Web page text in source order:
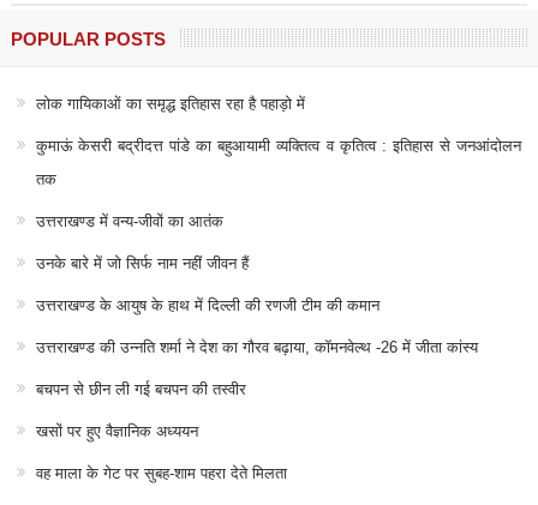
POPULAR POSTS
लोक गायिकाओं का समृद्ध इतिहास रहा है पहाड़ो में
कुमाऊं केसरी बद्रीदत्त पांडे का बहुआयामी व्यक्तित्व व कृतित्व : इतिहास से जनआंदोलन
तक
उत्तराखण्ड में वन्य-जीवों का आतंक
उनके बारे में जो सिर्फ नाम नहीं जीवन हैं
उत्तराखण्ड के आयुष के हाथ में दिल्ली की रणजी टीम की कमान
उत्तराखण्ड की उन्नति शर्मा ने देश का गौरव बढ़ाया, कॉमनवेल्थ -26 में जीता कांस्य
बचपन से छीन ली गई बचपन की तस्वीर
खसों पर हुए वैज्ञानिक अध्ययन
वह माला के गेट पर सुबह-शाम पहरा देते मिलता